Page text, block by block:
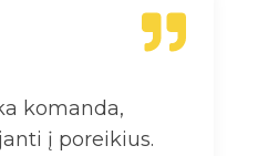
komanda,
į poreikius.